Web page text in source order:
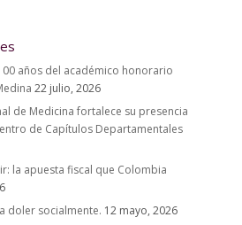
años del académico honorario
22 julio, 2026
de Medicina fortalece su presencia
de Capítulos Departamentales
la apuesta fiscal que Colombia
doler socialmente. 12 mayo, 2026